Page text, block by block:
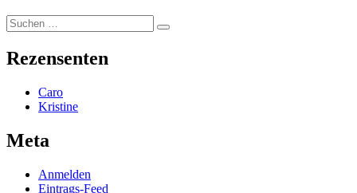
Suchen
nach:
Suchen
Rezensenten
Caro
Kristine
Meta
Anmelden
Eintrags-Feed